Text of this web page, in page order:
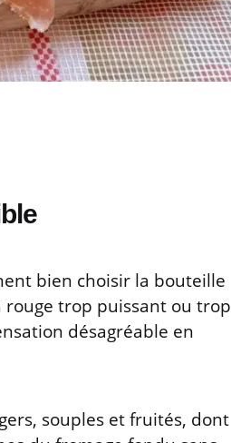
bien choisir la bouteille
rouge trop puissant ou trop
désagréable en
souples et fruités, dont